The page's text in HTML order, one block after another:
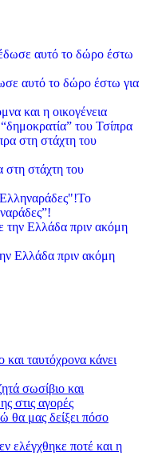
αυτό το δώρο έστω για
και η οικογένεια
του Τσίπρα
στη στάχτη του
Το
Ελλάδα πριν ακόμη
ταυτόχρονα κάνει
σωσίβιο και
στις αγορές
θα μας δείξει πόσο
ελέγχθηκε ποτέ και η